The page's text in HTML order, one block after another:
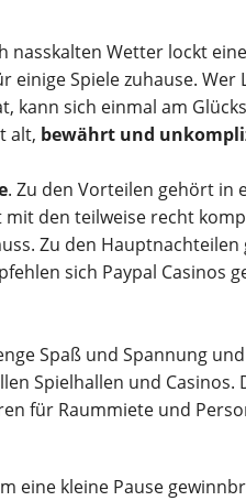
nasskalten Wetter lockt
einige Spiele zuhause. Wer
kann sich einmal am
alt, bewährt und
. Zu den Vorteilen gehört in
mit den teilweise recht
Zu den
sich Paypal Casinos
Spaß und Spannung
Spielhallen und
für Raummiete und
eine kleine Pause